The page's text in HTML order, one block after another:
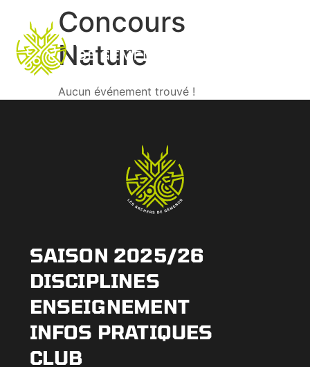
Concours
Nature
Aucun événement trouvé !
SAISON 2025/26
DISCIPLINES
ENSEIGNEMENT
INFOS PRATIQUES
CLUB